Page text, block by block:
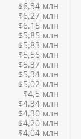
$6,34 млн
$6,27 млн
$6,15 млн
$5,85 млн
$5,83 млн
$5,56 млн
$5,37 млн
$5,34 млн
$5,02 млн
$4,5 млн
$4,34 млн
$4,30 млн
$4,20 млн
$4,04 млн